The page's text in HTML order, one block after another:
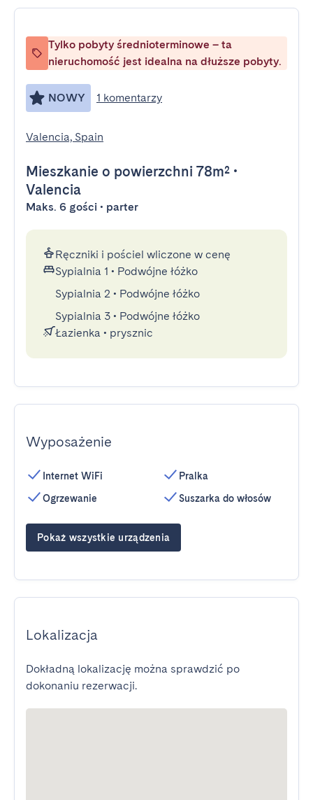
Tylko pobyty średnioterminowe – ta
nieruchomość jest idealna na dłuższe pobyty.
NOWY 1 komentarzy
Valencia, Spain
Mieszkanie o powierzchni 78m² •
Valencia
Maks. 6 gości • parter
Ręczniki i pościel wliczone w cenę
Sypialnia 1 • Podwójne łóżko
Sypialnia 2 • Podwójne łóżko
Sypialnia 3 • Podwójne łóżko
Łazienka • prysznic
Wyposażenie
Internet WiFi
Ogrzewanie
Pralka
Suszarka do włosów
Pokaż wszystkie urządzenia
Lokalizacja
Dokładną lokalizację można sprawdzić po
dokonaniu rezerwacji.